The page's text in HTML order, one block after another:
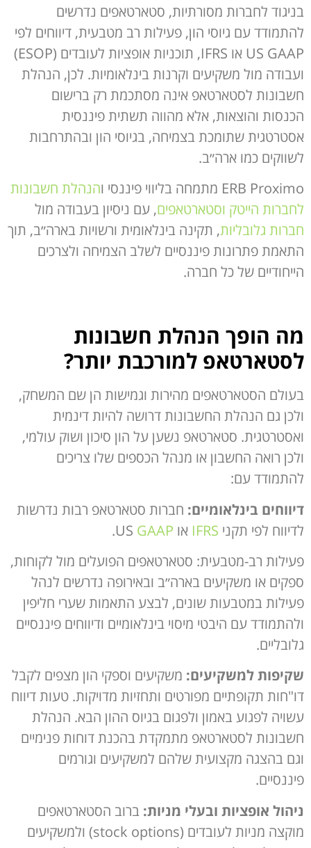
בניגוד לחברות מסורתיות, סטארטאפים נדרשים
להתמודד עם גיוסי הון, פעילות רב מטבעית, דיווחים לפי
US GAAP או IFRS, תוכניות אופציות לעובדים (ESOP)
ועבודה מול משקיעים וקרנות בינלאומיות. לכן, הנהלת
חשבונות לסטארטאפ אינה מסתכמת רק ברישום
הכנסות והוצאות, אלא מהווה תשתית פיננסית
אסטרטגית שתומכת בצמיחה, בגיוסי הון ובהתרחבות
לשווקים כמו ארה״ב.
ERB Proximo מתמחה בליווי פיננסי ו
הנהלת חשבונות
לחברות הייטק וסטארטאפים, עם ניסיון בעבודה מול
חברות גלובליות, תקינה בינלאומית ורשויות בארה״ב, תוך
התאמת פתרונות פיננסיים לשלב הצמיחה ולצרכים
הייחודיים של כל חברה.
מה הופך הנהלת חשבונות
לסטארטאפ למורכבת יותר?
בעולם הסטארטאפים מהירות וגמישות הן שם המשחק,
ולכן גם הנהלת החשבונות דרושה להיות דינמית
ואסטרטגית. סטארטאפ נשען על הון סיכון ושוק עולמי,
ולכן רואה החשבון או מנהל הכספים שלו צריכים
להתמודד עם:
דיווחים בינלאומיים: חברות סטארטאפ רבות נדרשות
לדיווח לפי תקני IFRS או US GAAP
.
פעילות רב-מטבעית: סטארטאפים הפועלים מול לקוחות,
ספקים או משקיעים בארה״ב ובאירופה נדרשים לנהל
פעילות במטבעות שונים, לבצע התאמות שערי חליפין
ולהתמודד עם היבטי מיסוי בינלאומיים ודיווחים פיננסיים
גלובליים.
שקיפות למשקיעים: משקיעים וספקי הון מצפים לקבל
דו"חות תקופתיים מפורטים ותחזיות מדויקות. טעות דיווח
עשויה לפגוע באמון ולפגום בגיוס ההון הבא. הנהלת
חשבונות לסטארטאפ מתמקדת בהכנת דוחות פנימיים
וגם בהצגה מקצועית שלהם למשקיעים וגורמים
פיננסיים.
ניהול אופציות ובעלי מניות: ברוב הסטארטאפים
מוקצה מניות לעובדים (stock options) ולמשקיעים